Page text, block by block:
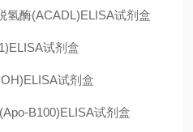
氢酶(ACADL)ELISA试剂盒
试剂盒
试剂盒
B100)ELISA试剂盒